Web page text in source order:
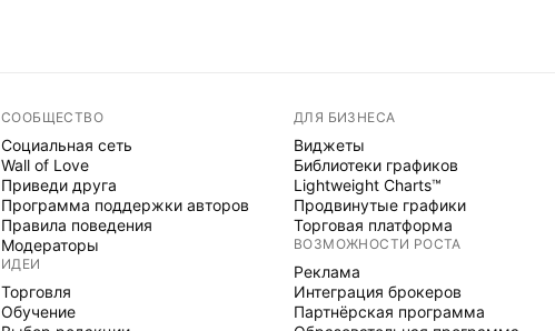
СООБЩЕСТВО
Социальная сеть
Wall of Love
Приведи друга
Программа поддержки авторов
Правила поведения
Модераторы
ИДЕИ
Торговля
Обучение
ДЛЯ БИЗНЕСА
Виджеты
Библиотеки графиков
Lightweight Charts™
Продвинутые графики
Торговая платформа
ВОЗМОЖНОСТИ РОСТА
Реклама
Интеграция брокеров
Партнёрская программа